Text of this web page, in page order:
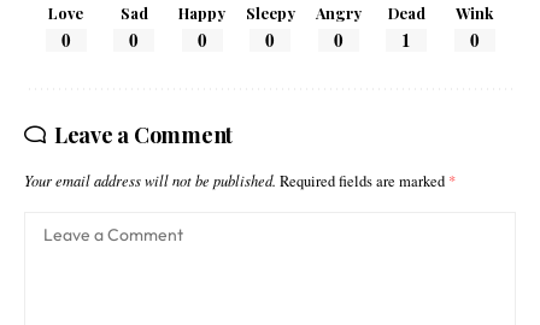
Love
0
Sad
0
Happy
0
Sleepy
0
Angry
0
Dead
1
Wink
0
Leave a Comment
Your email address will not be published. Required fields are marked *